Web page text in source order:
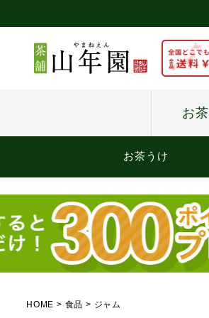
お茶
お茶うけ
HOME 食品 ジャム